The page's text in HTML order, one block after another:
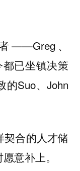
——Greg、
都已坐镇决策
的Suo、John
合的人才储
意补上。